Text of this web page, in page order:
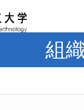
組